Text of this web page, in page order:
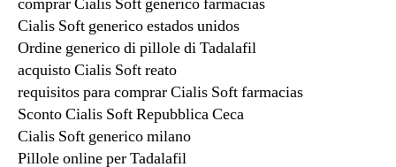
comprar Cialis Soft generico farmacias
Cialis Soft generico estados unidos
Ordine generico di pillole di Tadalafil
acquisto Cialis Soft reato
requisitos para comprar Cialis Soft farmacias
Sconto Cialis Soft Repubblica Ceca
Cialis Soft generico milano
Pillole online per Tadalafil